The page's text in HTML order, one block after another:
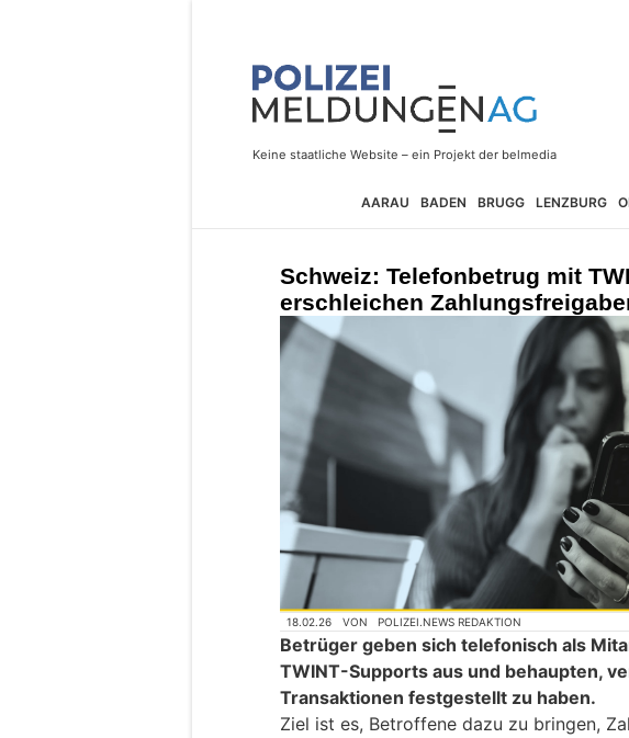
AARAU BADEN BRUGG LENZBURG
Schweiz: Telefonbetrug mit
erschleichen
18.02.26 VON POLIZEI.NEWS REDAKTION
Betrüger geben sich telefonisch als
TWINT-Supports aus und behaupten,
Transaktionen festgestellt zu haben.
Ziel ist es, Betroffene dazu zu bringen,